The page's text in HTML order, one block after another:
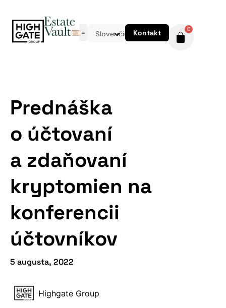
Slovenčina Kontakt 0
Prednáška
o účtovaní
a zdaňovaní
kryptomien na
konferencii
účtovníkov
5 augusta, 2022
Highgate Group